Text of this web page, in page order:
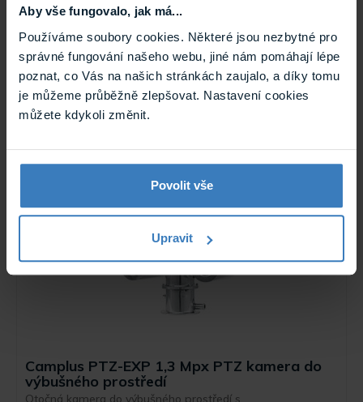
Aby vše fungovalo, jak má...
Používáme soubory cookies. Některé jsou nezbytné pro
správné fungování našeho webu, jiné nám pomáhají lépe
poznat, co Vás na našich stránkách zaujalo, a díky tomu
je můžeme průběžně zlepšovat. Nastavení cookies
můžete kdykoli změnit.
Povolit vše
Upravit
Camplus SDGM-EX 404A Kamerový kryt do
Ex prostředí
Kamerový kryt do Ex prostředí pro použití s kamerami s
varifokálními nebo zoom ...
Na objednávku
Camplus PTZ-EXP 1,3 Mpx PTZ kamera do
výbušného prostředí
Otočná kamera do výbušného prostředí s ...